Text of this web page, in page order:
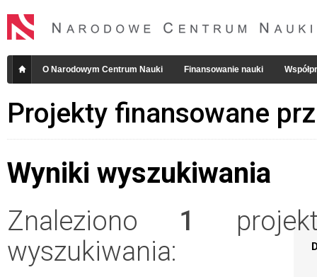
O Narodowym Centrum Nauki Finansowanie nauki
Projekty finansowane
Wyniki wyszukiwania
Znaleziono 1
wyszukiwania: